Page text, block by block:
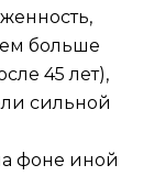
больше
45 лет),
сильной
фоне иной